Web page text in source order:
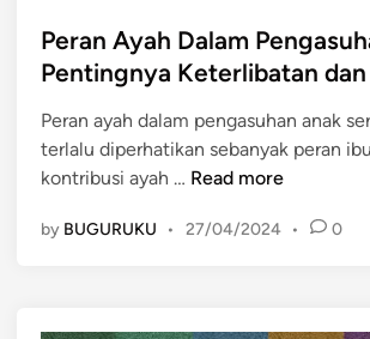
a
S
e
p
a
n
a
s
t
d
i
n
Peran Ayah Dalam
Pentingnya Keterlibatan
Peran ayah dalam pengasuhan anak
terlalu diperhatikan sebanyak peran
kontribusi ayah … P
r
Read more
by BUGURUKU • 27/04/2024 • 0